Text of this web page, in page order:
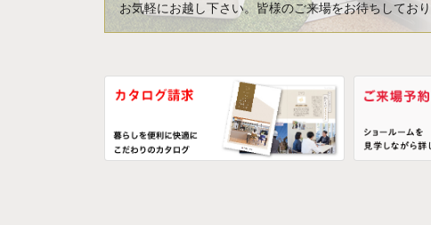
お気軽にお越し下さい。皆様のご来場をお待ちしており